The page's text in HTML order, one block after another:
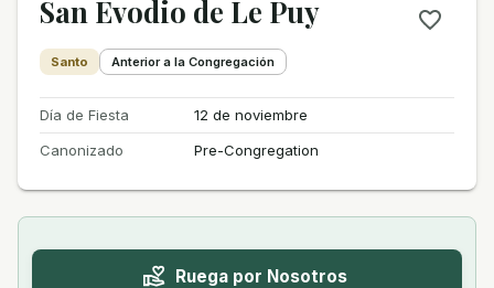
San Evodio de Le Puy
Santo Anterior a la Congregación
Día de Fiesta
12 de noviembre
Canonizado
Pre-Congregation
Ruega por Nosotros